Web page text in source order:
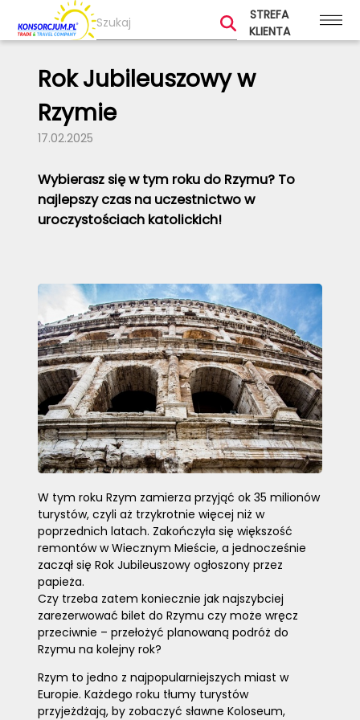
STREFA
KLIENTA
Rok Jubileuszowy w
Rzymie
17.02.2025
Wybierasz się w tym roku do Rzymu? To
najlepszy czas na uczestnictwo w
uroczystościach katolickich!
W tym roku Rzym zamierza przyjąć ok 35 milionów
turystów, czyli aż trzykrotnie więcej niż w
poprzednich latach. Zakończyła się większość
remontów w Wiecznym Mieście, a jednocześnie
zaczął się Rok Jubileuszowy ogłoszony przez
papieża.
Czy trzeba zatem koniecznie jak najszybciej
zarezerwować bilet do Rzymu czy może wręcz
przeciwnie – przełożyć planowaną podróż do
Rzymu na kolejny rok?
Rzym to jedno z najpopularniejszych miast w
Europie. Każdego roku tłumy turystów
przyjeżdżają, by zobaczyć sławne Koloseum,